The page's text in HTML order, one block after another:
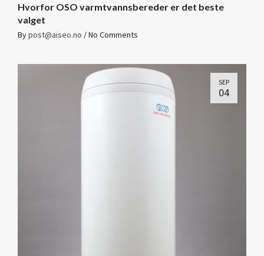
Hvorfor OSO varmtvannsbereder er det beste
valget
Bypost@aiseo.no /No Comments
SEP
04